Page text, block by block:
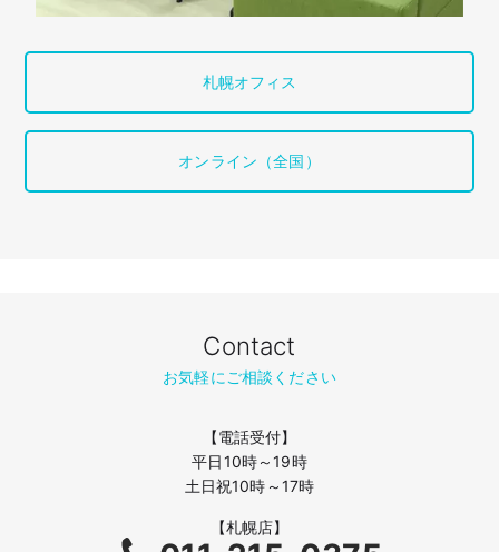
札幌オフィス
オンライン（全国）
Contact
お気軽にご相談ください
【電話受付】
平日10時～19時
土日祝10時～17時
【札幌店】